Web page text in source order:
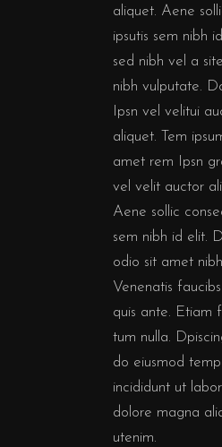
aliquet. Aene
ipsutis sem nibh
sed nibh vel a
nibh vulputate.
Ipsn vel velitui
aliquet. Tem
amet rem Ipsn
vel velit auctor
Aene sollic
sem nibh id elit.
odio sit amet
Venenatis
quis ante. Etiam
tum nulla.
do eiusmod
incididunt ut
dolore magna
utenim.